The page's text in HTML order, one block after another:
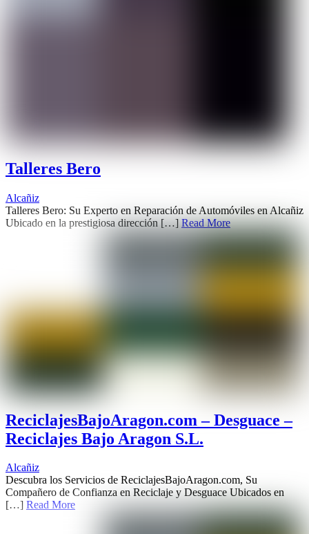
Talleres Bero
Alcañiz
Talleres Bero: Su Experto en Reparación de Automóviles en Alcañiz
Ubicado en la prestigiosa dirección […]Read More
ReciclajesBajoAragon.com – Desguace –
Reciclajes Bajo Aragon S.L.
Alcañiz
Descubra los Servicios de ReciclajesBajoAragon.com, Su
Compañero de Confianza en Reciclaje y Desguace Ubicados en
[…] Read More